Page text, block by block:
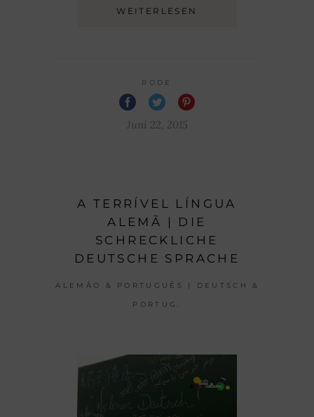
WEITERLESEN
RODE
Juni 22, 2015
A TERRÍVEL LÍNGUA
ALEMÃ | DIE
SCHRECKLICHE
DEUTSCHE SPRACHE
ALEMÃO & PORTUGUÊS | DEUTSCH &
PORTUG.